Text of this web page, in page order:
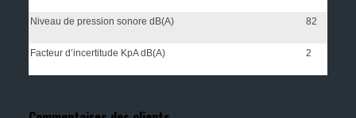
Niveau de pression sonore dB(A) 82
Facteur d’incertitude KpA dB(A) 2